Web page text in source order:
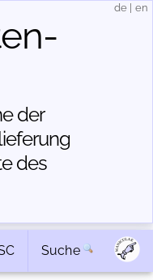
der
des
de en
Suche